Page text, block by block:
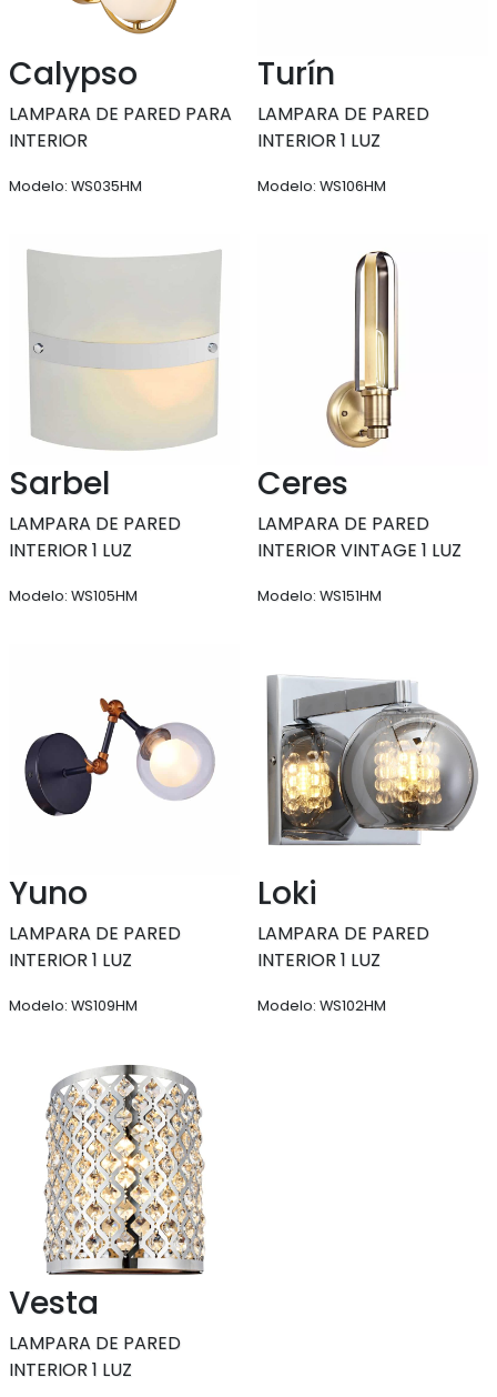
Calypso
LAMPARA DE PARED PARA
INTERIOR
Modelo: WS035HM
Turín
LAMPARA DE PARED
INTERIOR 1 LUZ
Modelo: WS106HM
Sarbel
LAMPARA DE PARED
INTERIOR 1 LUZ
Modelo: WS105HM
Ceres
LAMPARA DE PARED
INTERIOR VINTAGE 1 LUZ
Modelo: WS151HM
Yuno
LAMPARA DE PARED
INTERIOR 1 LUZ
Modelo: WS109HM
Loki
LAMPARA DE PARED
INTERIOR 1 LUZ
Modelo: WS102HM
Vesta
LAMPARA DE PARED
INTERIOR 1 LUZ